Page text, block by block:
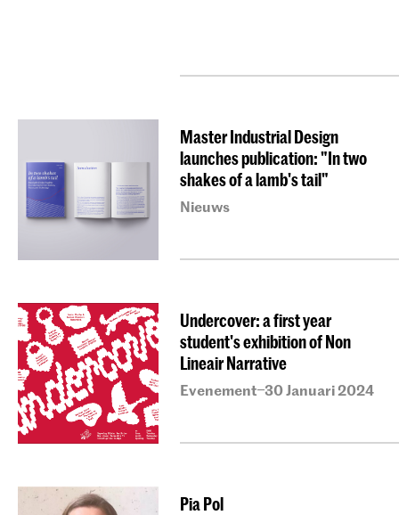
Master Industrial Design
launches publication: "In two
shakes of a lamb's tail"
Nieuws
Undercover: a first year
student's exhibition of Non
Lineair Narrative
Evenement–30 Januari 2024
Pia Pol